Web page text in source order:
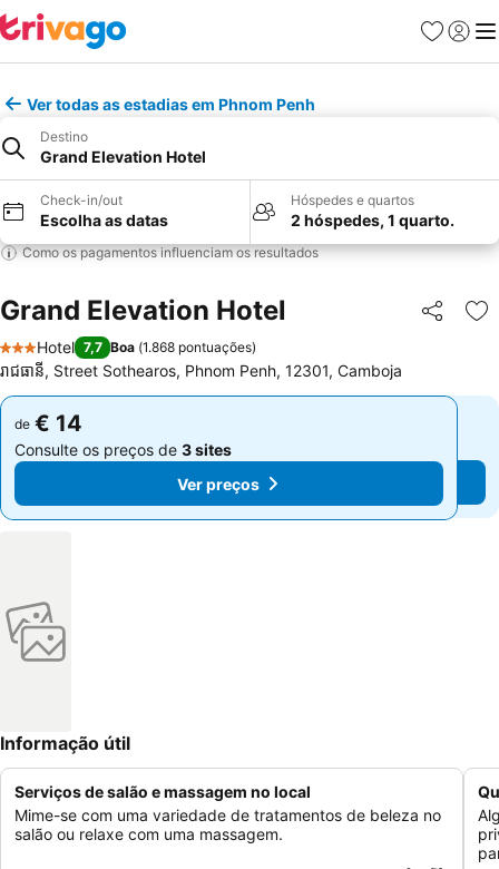
Favoritos
Iniciar
Ver todas as estadias em Phnom Penh
Destino
Grand Elevation Hotel
Check-in/out
Escolha as datas
Hóspedes e quartos
2 hóspedes, 1 quarto.
Como os pagamentos influenciam os resultados
Grand Elevation Hotel Partilhar
3 Estrelas
Hotel 7,7 Boa (1.868 pontuações)
រាជធានី, Street Sothearos, Phnom Penh, 12301, Camboja
de € 14
Consulte os preços de 3 sites
Ver preços
de € 14
Consulte os preços de 3 sites
Ver preços
Informação útil
Serviços de salão e massagem no local
Mime-se com uma variedade de tratamentos de beleza no
salão ou relaxe com uma massagem.